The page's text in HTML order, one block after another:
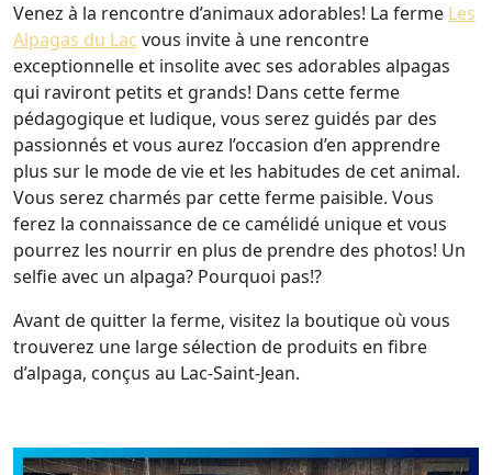
Venez à la rencontre d’animaux adorables! La ferme Les
Alpagas du Lac vous invite à une rencontre
exceptionnelle et insolite avec ses adorables alpagas
qui raviront petits et grands! Dans cette ferme
pédagogique et ludique, vous serez guidés par des
passionnés et vous aurez l’occasion d’en apprendre
plus sur le mode de vie et les habitudes de cet animal.
Vous serez charmés par cette ferme paisible. Vous
ferez la connaissance de ce camélidé unique et vous
pourrez les nourrir en plus de prendre des photos! Un
selfie avec un alpaga? Pourquoi pas!?
Avant de quitter la ferme, visitez la boutique où vous
trouverez une large sélection de produits en fibre
d’alpaga, conçus au Lac-Saint-Jean.